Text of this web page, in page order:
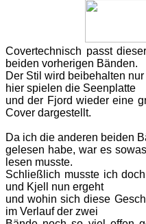
Covertechnisch passt dieser
beiden vorherigen Bänden.
Der Stil wird beibehalten
hier spielen die Seenplatte
und der Fjord wieder eine
Cover dargestellt.
Da ich die anderen beiden
gelesen habe, war es
lesen musste.
Schließlich musste ich
und Kjell nun ergeht
und wohin sich diese
im Verlauf der zwei